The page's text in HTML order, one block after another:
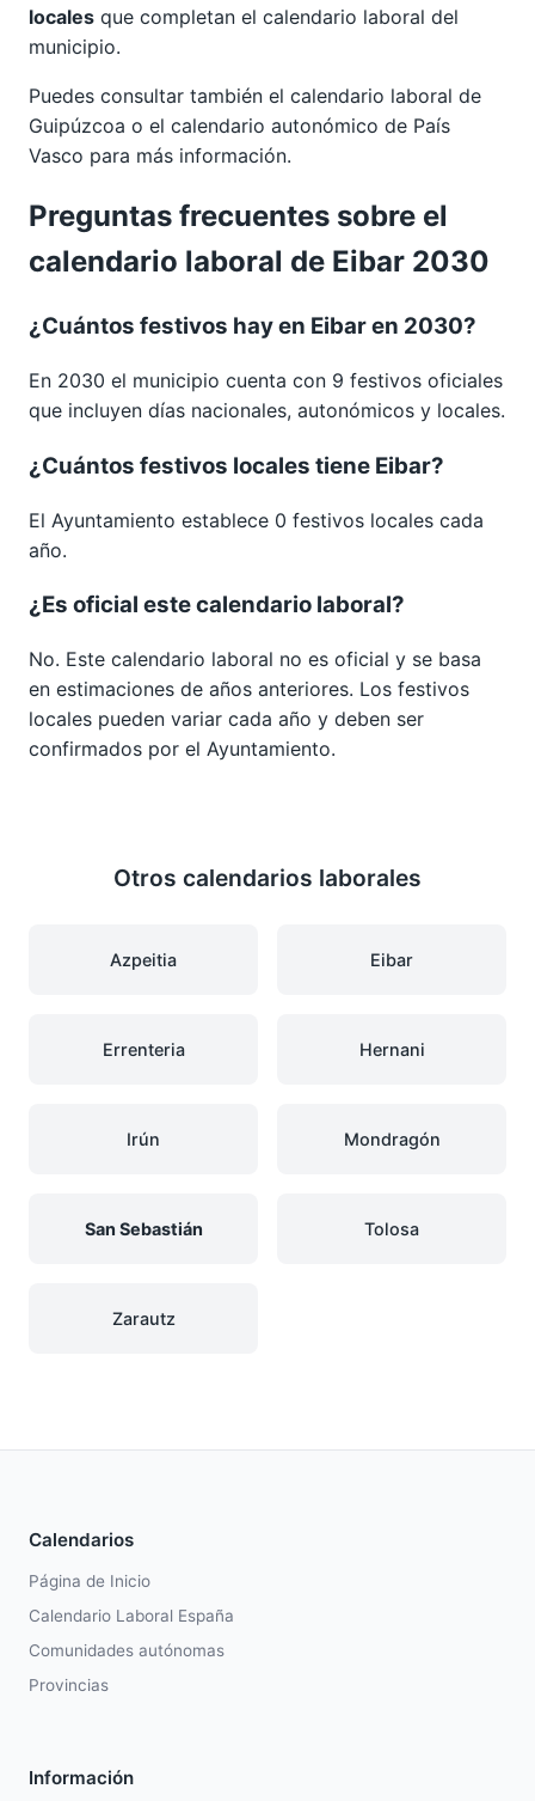
locales que completan el calendario laboral del
municipio.
Puedes consultar también el calendario laboral de
Guipúzcoa o el calendario autonómico de País
Vasco para más información.
Preguntas frecuentes sobre el
calendario laboral de Eibar 2030
¿Cuántos festivos hay en Eibar en 2030?
En 2030 el municipio cuenta con 9 festivos oficiales
que incluyen días nacionales, autonómicos y locales.
¿Cuántos festivos locales tiene Eibar?
El Ayuntamiento establece 0 festivos locales cada
año.
¿Es oficial este calendario laboral?
No. Este calendario laboral no es oficial y se basa
en estimaciones de años anteriores. Los festivos
locales pueden variar cada año y deben ser
confirmados por el Ayuntamiento.
Otros calendarios laborales
Azpeitia Eibar
Errenteria Hernani
Irún Mondragón
San Sebastián Tolosa
Zarautz
Calendarios
Página de Inicio
Calendario Laboral España
Comunidades autónomas
Provincias
Información